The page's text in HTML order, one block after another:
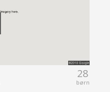
28
børn